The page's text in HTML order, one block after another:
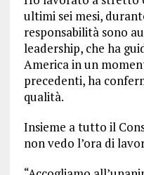
ultimi sei mesi,
responsabilità sono
leadership, che ha
America in un
precedenti, ha
qualità.
Insieme a tutto il
non vedo l’ora di